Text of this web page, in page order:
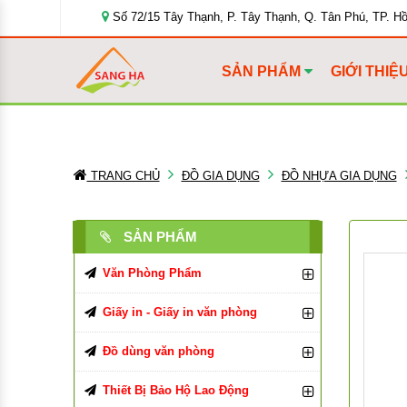
Số 72/15 Tây Thạnh, P. Tây Thạnh, Q. Tân Phú, TP.
SẢN PHẨM GIỚI
TRANG CHỦ ĐỒ GIA DỤNG ĐỒ NHỰA GIA DỤNG
SẢN PHẨM
Văn Phòng Phẩm
Bút Viết Các Loại
Bút Bi
Bút Chì, Ruột Chì
Bìa Đựng Hồ Sơ
Bìa Màu
Tập, Vở, Sổ
Giấy in - Giấy in văn phòng
Giấy In, Giấy Photocopy
Giấy in Double A
Giấy văn phòng
Đồ dùng văn phòng
Đồ Dùng Văn Phòng Phẩm
Thiết Bị Bảo Hộ Lao Động